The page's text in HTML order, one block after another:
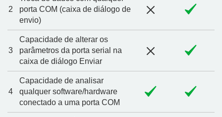
2
porta COM (caixa de diálogo de
envio)
3
Capacidade de alterar os
parâmetros da porta serial na
caixa de diálogo Enviar
4
Capacidade de analisar
qualquer software/hardware
conectado a uma porta COM